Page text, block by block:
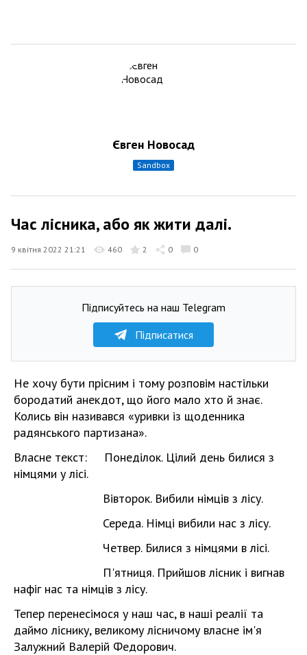
Євген Новосад
sandbox
Час лісника, або як жити далі.
9 квітня 2022 21:21 460 2 0 0
Підписуйтесь на наш Telegram
Підписатися
Не хочу бути прісним і тому розповім настільки
бородатий анекдот, що його мало хто й знає.
Колись він називався «уривки із щоденника
радянського партизана».
Власне текст: Понеділок. Цілий день билися з
німцями у лісі.
Вівторок. Вибили німців з лісу.
Середа. Німці вибили нас з лісу.
Четвер. Билися з німцями в лісі.
П'ятниця. Прийшов лісник і вигнав
нафіг нас та німців з лісу.
Тепер перенесімося у наш час, в наші реалії та
даймо ліснику, великому лісничому власне ім'я
Залужний Валерій Федорович.